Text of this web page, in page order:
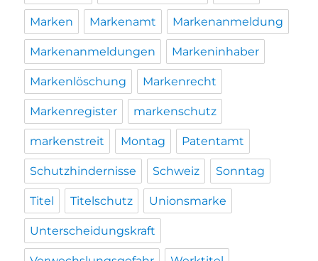
Marken Markenamt Markenanmeldung
Markenanmeldungen Markeninhaber
Markenlöschung Markenrecht
Markenregister markenschutz
markenstreit Montag Patentamt
Schutzhindernisse Schweiz Sonntag
Titel Titelschutz Unionsmarke
Unterscheidungskraft